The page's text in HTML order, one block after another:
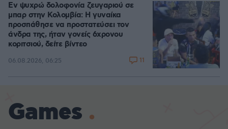
Εν ψυχρώ δολοφονία ζευγαριού σε
μπαρ στην Κολομβία: Η γυναίκα
προσπάθησε να προστατεύσει τον
άνδρα της, ήταν γονείς 6χρονου
κοριτσιού, δείτε βίντεο
06.08.2026, 06:25 11
Games